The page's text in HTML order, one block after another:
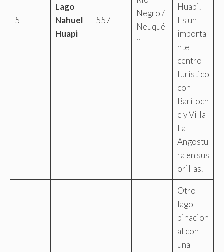
5
Lago
Nahuel
Huapi
557
Negro /
Neuqué
n
Huapi.
Es un
importa
nte
centro
turístico
con
Bariloch
e y Villa
La
Angostu
ra en sus
orillas.
Otro
lago
binacion
al con
una